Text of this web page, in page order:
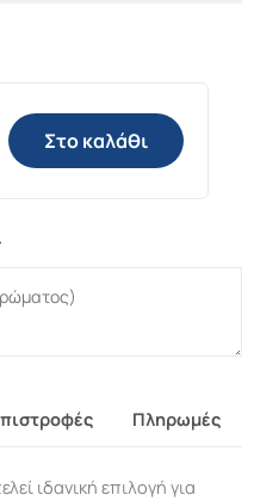
Στο καλάθι
Πληρωμές
ιδανική επιλογή για